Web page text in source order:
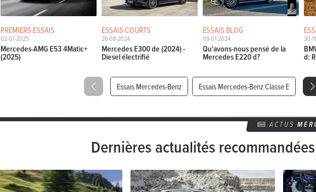
PREMIERS ESSAIS
02-07-2025
Mercedes-AMG E53 4Matic+
(2025)
ESSAIS COURTS
26-08-2024
Mercedes E300 de (2024) -
Diesel électrifié
ESSAIS BLOG
09-01-2024
Qu'avons-nous pensé de la
Mercedes E220 d?
30-
d:
Essais Mercedes-Benz Essais Mercedes-Benz Classe E
ACTUS
Dernières actualités recommandées